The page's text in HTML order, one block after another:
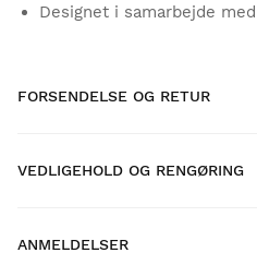
Designet i samarbejde
FORSENDELSE OG RETUR
Hjemmelevering
VEDLIGEHOLD OG RENGØRING
ANMELDELSER